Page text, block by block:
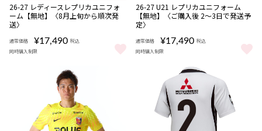
数量
限定
26-27 レディースレプリカユニフォ
ーム【無地】〈8月上旬から順次発
送〉
通常価格 ¥17,490 税込
同時購入制限
数量
限定
08/08 10:00〜
26-27 U21 レプリカユニフォーム
【無地】〈ご購入後 2～3日で発送予
定〉
通常価格 ¥17,490 税込
同時購入制限